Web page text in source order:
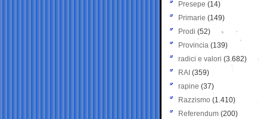
Presepe (14)
Primarie (149)
Prodi (52)
Provincia (139)
radici e valori (3.682)
RAI (359)
rapine (37)
Razzismo (1.410)
Referendum (200)